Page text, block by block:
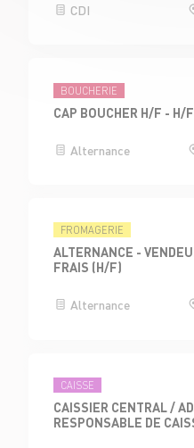
CDI
BOUCHERIE
CAP BOUCHER H/F - H/F
Alternance
FROMAGERIE
ALTERNANCE -
FRAIS (H/F)
Alternance
CAISSE
CAISSIER CENTRAL /
RESPONSABLE DE